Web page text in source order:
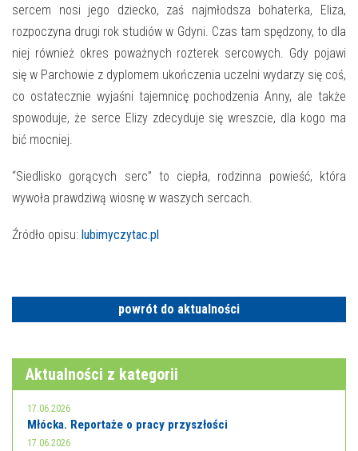
O NAS
sercem nosi jego dziecko, zaś najmłodsza bohaterka, Eliza,
rozpoczyna drugi rok studiów w Gdyni. Czas tam spędzony, to dla
niej również okres poważnych rozterek sercowych. Gdy pojawi
się w Parchowie z dyplomem ukończenia uczelni wydarzy się coś,
co ostatecznie wyjaśni tajemnicę pochodzenia Anny, ale także
spowoduje, że serce Elizy zdecyduje się wreszcie, dla kogo ma
bić mocniej.
“Siedlisko gorących serc” to ciepła, rodzinna powieść, która
wywoła prawdziwą wiosnę w waszych sercach.
Źródło opisu: lubimyczytac.pl
powrót do aktualności
Aktualności z kategorii
17.06.2026
Młócka. Reportaże o pracy przyszłości
17.06.2026